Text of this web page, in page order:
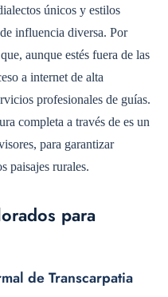
únicos y estilos
influencia diversa. Por
aunque estés fuera de las
a internet de alta
profesionales de guías.
completa a través de es un
para garantizar
paisajes rurales.
para
de Transcarpatia